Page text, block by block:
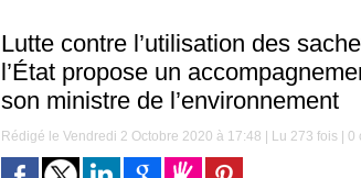
Lutte contre l’utilisation des
l’État propose un
son ministre de l’environnement
Rédigé le Vendredi 2 Octobre 2020 à 17:48 | Lu 273 fois | 0